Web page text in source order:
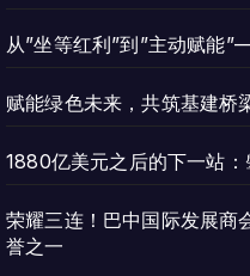
从”坐等红利”到”主动赋能
赋能绿色未来，共筑基建
1880亿美元之后的下一站
荣耀三连！巴中国际发展商
誉之一